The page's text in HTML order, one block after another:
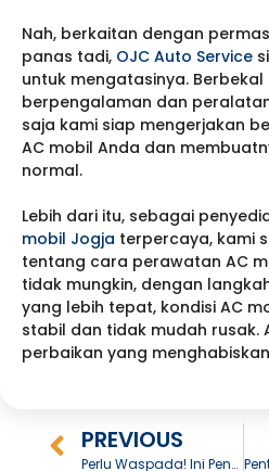
Nah, berkaitan dengan
panas tadi, OJC Auto Service
untuk mengatasinya. Berbekal
berpengalaman dan
saja kami siap mengerjakan
AC mobil Anda dan
normal.
Lebih dari itu, sebagai
mobil Jogja terpercaya, kami
tentang cara perawatan AC
tidak mungkin, dengan
yang lebih tepat, kondisi AC
stabil dan tidak mudah rusak.
perbaikan yang
PREVIOUS
Perlu Waspada! Ini Penyebab Tarikan Mobil Terasa Berat